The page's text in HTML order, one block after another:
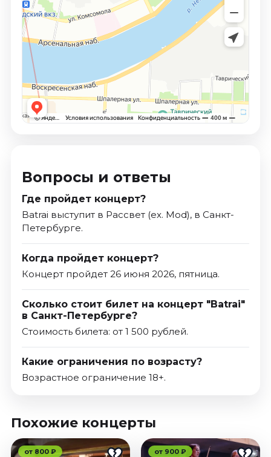
Вопросы и ответы
Где пройдет концерт?
Batrai выступит в Рассвет (ex. Mod), в Санкт-
Петербурге.
Когда пройдет концерт?
Концерт пройдет 26 июня 2026, пятница.
Сколько стоит билет на концерт "Batrai"
в Санкт-Петербурге?
Стоимость билета: от 1 500 рублей.
Какие ограничения по возрасту?
Возрастное ограничение 18+.
Похожие концерты
от 800 ₽ от 900 ₽